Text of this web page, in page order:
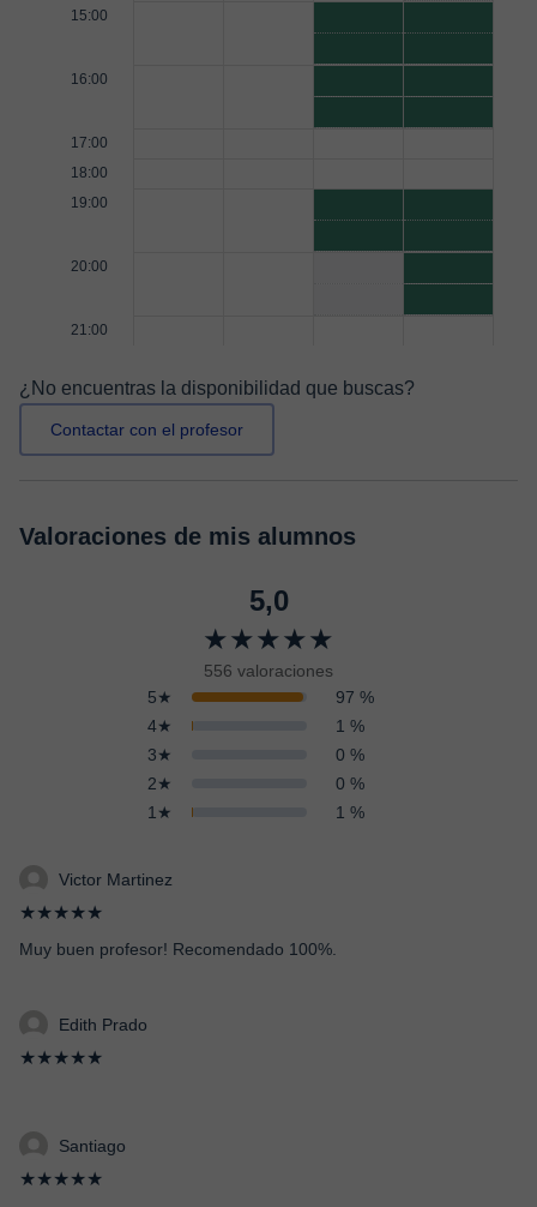
15:00
16:00
17:00
18:00
19:00
20:00
21:00
¿No encuentras la disponibilidad que buscas?
Contactar con el profesor
Valoraciones de mis alumnos
5,0
★★★★★
556 valoraciones
5★
97 %
4★
1 %
3★
0 %
2★
0 %
1★
1 %
Victor Martinez
★★★★★
Muy buen profesor! Recomendado 100%.
Edith Prado
★★★★★
Santiago
★★★★★